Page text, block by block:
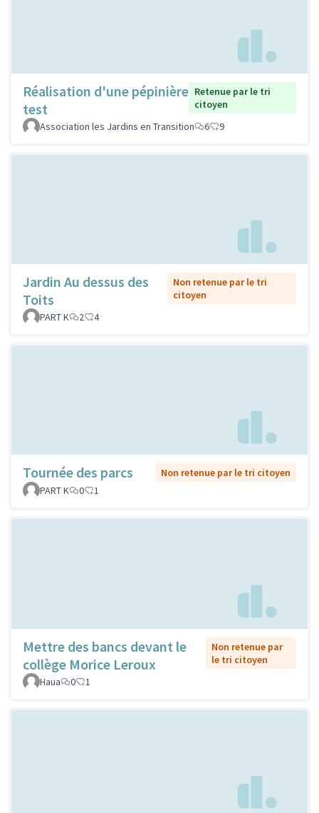
Réalisation d'une pépinière
test
Retenue par le tri
citoyen
Association les Jardins en Transition
6 9
Jardin Au dessus des
Toits
Non retenue par le tri
citoyen
PART K
2 4
Tournée des parcs
Non retenue par le tri citoyen
PART K
0 1
Mettre des bancs devant le
collège Morice Leroux
Non retenue par
le tri citoyen
Haua
0 1